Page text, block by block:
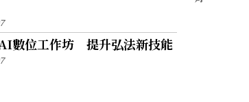
數位工作坊 提升弘法新技能